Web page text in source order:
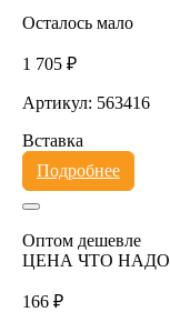
Осталось мало
1 705 ₽
Артикул: 563416
Вставка
Подробнее
Оптом дешевле
ЦЕНА ЧТО НАДО
166 ₽